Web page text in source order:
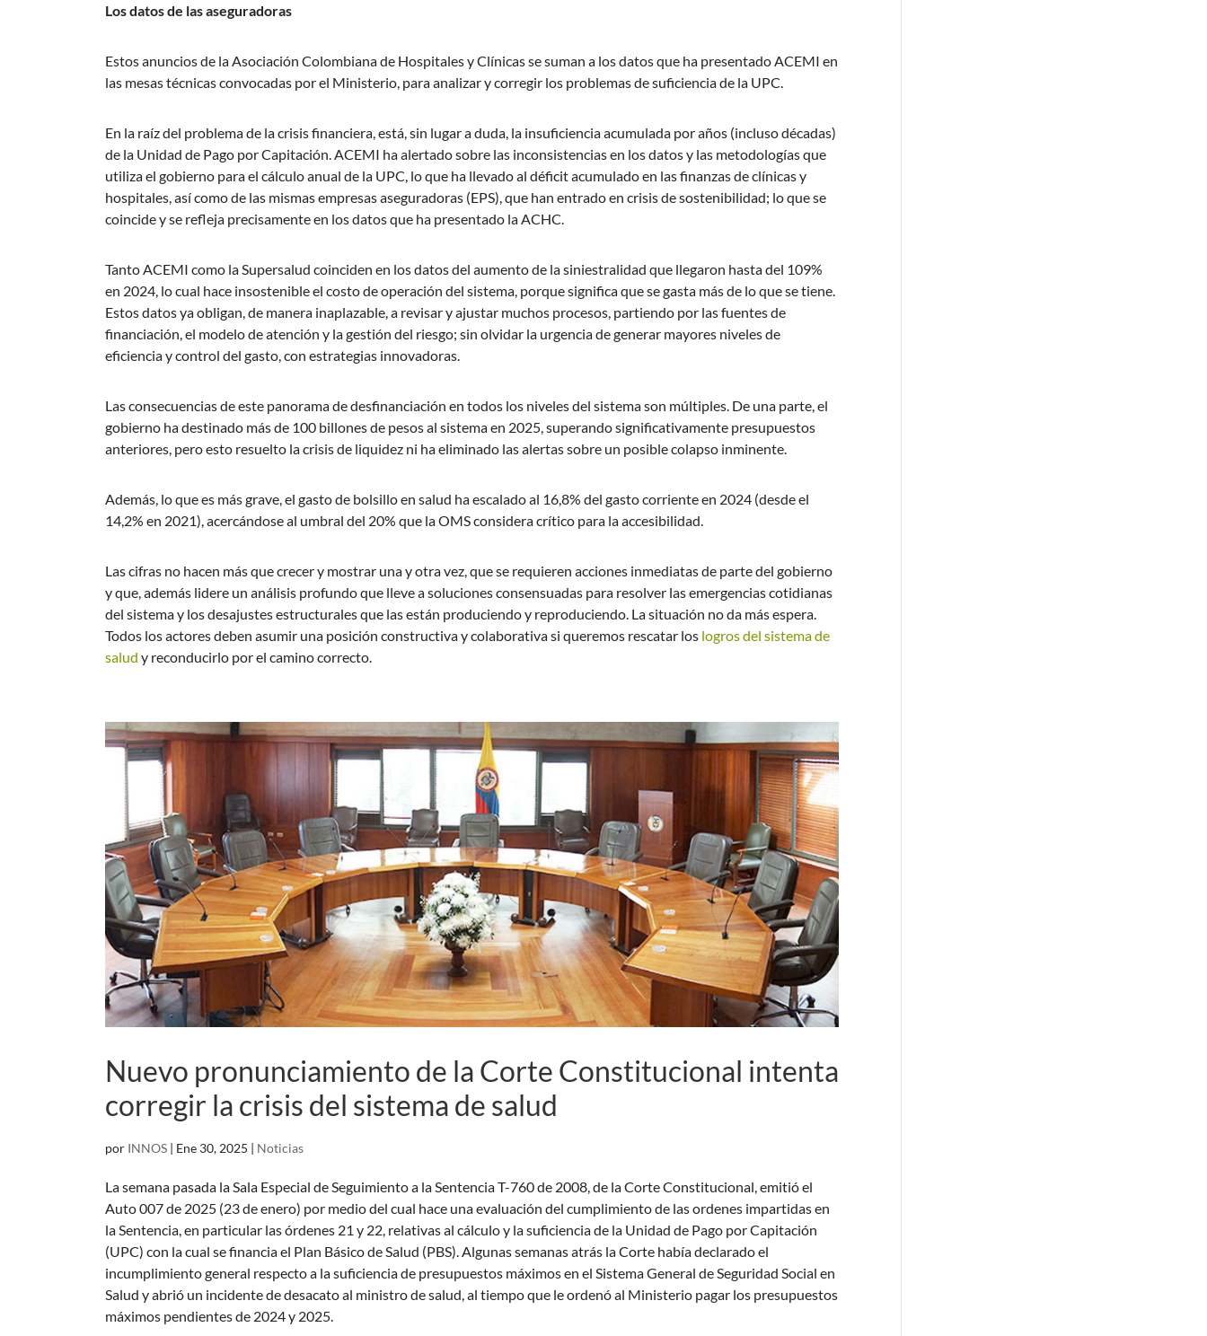
Los datos de las aseguradoras
Estos anuncios de la Asociación Colombiana de Hospitales y Clínicas se suman a los datos que ha presentado ACEMI en
las mesas técnicas convocadas por el Ministerio, para analizar y corregir los problemas de suficiencia de la UPC.
En la raíz del problema de la crisis financiera, está, sin lugar a duda, la insuficiencia acumulada por años (incluso décadas)
de la Unidad de Pago por Capitación. ACEMI ha alertado sobre las inconsistencias en los datos y las metodologías que
utiliza el gobierno para el cálculo anual de la UPC, lo que ha llevado al déficit acumulado en las finanzas de clínicas y
hospitales, así como de las mismas empresas aseguradoras (EPS), que han entrado en crisis de sostenibilidad; lo que se
coincide y se refleja precisamente en los datos que ha presentado la ACHC.
Tanto ACEMI como la Supersalud coinciden en los datos del aumento de la siniestralidad que llegaron hasta del 109%
en 2024, lo cual hace insostenible el costo de operación del sistema, porque significa que se gasta más de lo que se tiene.
Estos datos ya obligan, de manera inaplazable, a revisar y ajustar muchos procesos, partiendo por las fuentes de
financiación, el modelo de atención y la gestión del riesgo; sin olvidar la urgencia de generar mayores niveles de
eficiencia y control del gasto, con estrategias innovadoras.
Las consecuencias de este panorama de desfinanciación en todos los niveles del sistema son múltiples. De una parte, el
gobierno ha destinado más de 100 billones de pesos al sistema en 2025, superando significativamente presupuestos
anteriores, pero esto resuelto la crisis de liquidez ni ha eliminado las alertas sobre un posible colapso inminente.
Además, lo que es más grave, el gasto de bolsillo en salud ha escalado al 16,8% del gasto corriente en 2024 (desde el
14,2% en 2021), acercándose al umbral del 20% que la OMS considera crítico para la accesibilidad.
Las cifras no hacen más que crecer y mostrar una y otra vez, que se requieren acciones inmediatas de parte del gobierno
y que, además lidere un análisis profundo que lleve a soluciones consensuadas para resolver las emergencias cotidianas
del sistema y los desajustes estructurales que las están produciendo y reproduciendo. La situación no da más espera.
Todos los actores deben asumir una posición constructiva y colaborativa si queremos rescatar los logros del sistema de
salud y reconducirlo por el camino correcto.
Nuevo pronunciamiento de la Corte Constitucional intenta
corregir la crisis del sistema de salud
por INNOS | Ene 30, 2025 | Noticias
La semana pasada la Sala Especial de Seguimiento a la Sentencia T-760 de 2008, de la Corte Constitucional, emitió el
Auto 007 de 2025 (23 de enero) por medio del cual hace una evaluación del cumplimiento de las ordenes impartidas en
la Sentencia, en particular las órdenes 21 y 22, relativas al cálculo y la suficiencia de la Unidad de Pago por Capitación
(UPC) con la cual se financia el Plan Básico de Salud (PBS). Algunas semanas atrás la Corte había declarado el
incumplimiento general respecto a la suficiencia de presupuestos máximos en el Sistema General de Seguridad Social en
Salud y abrió un incidente de desacato al ministro de salud, al tiempo que le ordenó al Ministerio pagar los presupuestos
máximos pendientes de 2024 y 2025.